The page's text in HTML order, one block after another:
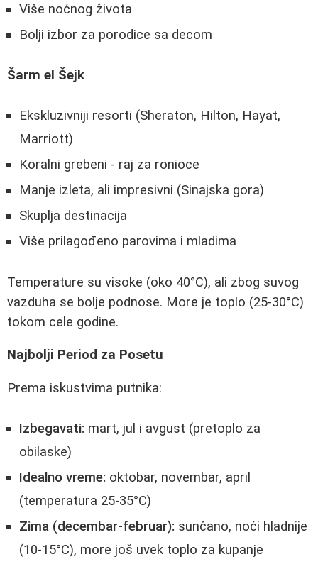
Više noćnog života
Bolji izbor za porodice sa decom
Šarm el Šejk
Ekskluzivniji resorti (Sheraton, Hilton, Hayat,
Marriott)
Koralni grebeni - raj za ronioce
Manje izleta, ali impresivni (Sinajska gora)
Skuplja destinacija
Više prilagođeno parovima i mladima
Temperature su visoke (oko 40°C), ali zbog suvog
vazduha se bolje podnose. More je toplo (25-30°C)
tokom cele godine.
Najbolji Period za Posetu
Prema iskustvima putnika:
Izbegavati: mart, jul i avgust (pretoplo za
obilaske)
Idealno vreme: oktobar, novembar, april
(temperatura 25-35°C)
Zima (decembar-februar): sunčano, noći hladnije
(10-15°C), more još uvek toplo za kupanje